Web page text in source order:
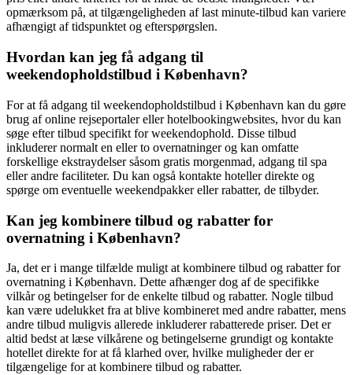
opmærksom på, at tilgængeligheden af last minute-tilbud kan variere
afhængigt af tidspunktet og efterspørgslen.
Hvordan kan jeg få adgang til
weekendopholdstilbud i København?
For at få adgang til weekendopholdstilbud i København kan du gøre
brug af online rejseportaler eller hotelbookingwebsites, hvor du kan
søge efter tilbud specifikt for weekendophold. Disse tilbud
inkluderer normalt en eller to overnatninger og kan omfatte
forskellige ekstraydelser såsom gratis morgenmad, adgang til spa
eller andre faciliteter. Du kan også kontakte hoteller direkte og
spørge om eventuelle weekendpakker eller rabatter, de tilbyder.
Kan jeg kombinere tilbud og rabatter for
overnatning i København?
Ja, det er i mange tilfælde muligt at kombinere tilbud og rabatter for
overnatning i København. Dette afhænger dog af de specifikke
vilkår og betingelser for de enkelte tilbud og rabatter. Nogle tilbud
kan være udelukket fra at blive kombineret med andre rabatter, mens
andre tilbud muligvis allerede inkluderer rabatterede priser. Det er
altid bedst at læse vilkårene og betingelserne grundigt og kontakte
hotellet direkte for at få klarhed over, hvilke muligheder der er
tilgængelige for at kombinere tilbud og rabatter.